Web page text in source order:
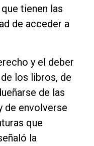
tienen las
de acceder a
y el deber
los libros, de
de las
de envolverse
que
la